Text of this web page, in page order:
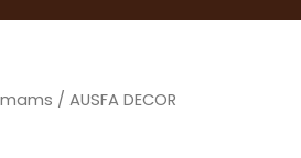
/ AUSFA DECOR